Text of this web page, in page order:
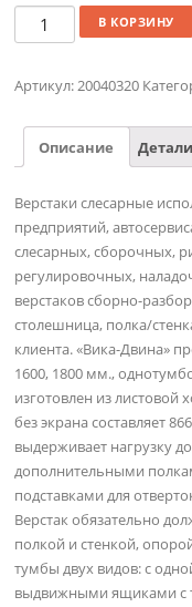
Количество
В КОРЗИНУ
Артикул:20040320
Описание Детали
Верстаки слесарные
предприятий,
слесарных, сборочных,
регулировочных,
верстаков сборно-
столешница, полка/
клиента. «Вика-Двина»
1600, 1800 мм.,
изготовлен из листовой
без экрана составляет
выдерживает нагрузку
дополнительными
подставками для
Верстак обязательно
полкой и стенкой,
тумбы двух видов: с
выдвижными ящиками с